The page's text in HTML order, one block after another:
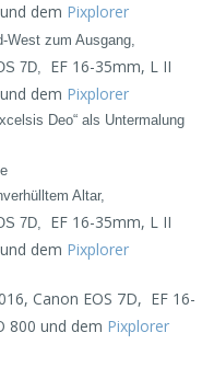
dem Pixplorer
West zum Ausgang,
7D,
EF 16-35mm, L II
dem Pixplorer
Deo“ als Untermalung
Altar,
7D,
EF 16-35mm, L II
dem Pixplorer
Canon EOS 7D, EF 16-
800 und dem Pixplorer